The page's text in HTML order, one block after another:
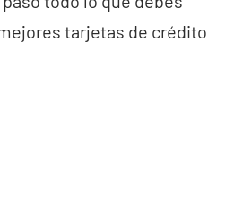
tarjetas de crédito